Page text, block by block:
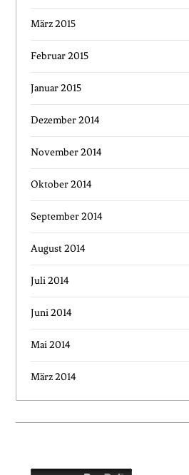
März 2015
Februar 2015
Januar 2015
Dezember 2014
November 2014
Oktober 2014
September 2014
August 2014
Juli 2014
Juni 2014
Mai 2014
März 2014